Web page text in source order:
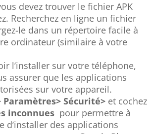
devez trouver le fichier APK
Recherchez en ligne un fichier
le dans un répertoire facile à
ordinateur (similaire à votre
l’installer sur votre téléphone,
assurer que les applications
sur votre appareil.
Paramètres> Sécurité> et cochez
inconnues pour permettre à
d’installer des applications